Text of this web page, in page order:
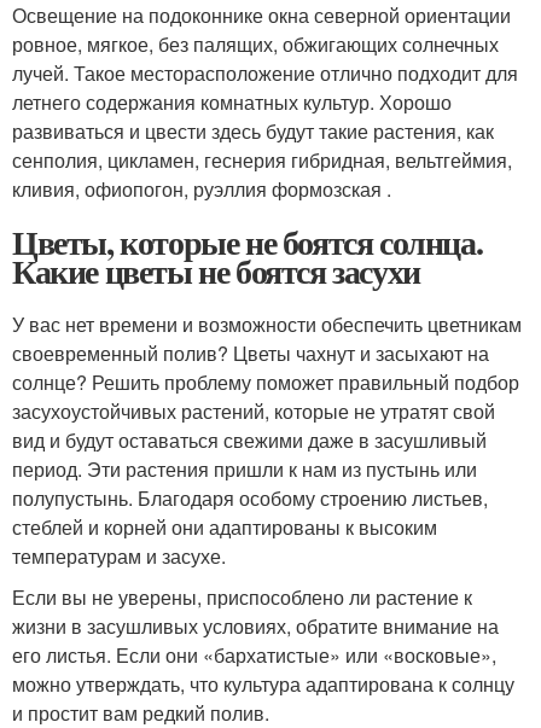
Освещение на подоконнике окна северной ориентации
ровное, мягкое, без палящих, обжигающих солнечных
лучей. Такое месторасположение отлично подходит для
летнего содержания комнатных культур. Хорошо
развиваться и цвести здесь будут такие растения, как
сенполия, цикламен, геснерия гибридная, вельтгеймия,
кливия, офиопогон, руэллия формозская .
Цветы, которые не боятся солнца.
Какие цветы не боятся засухи
У вас нет времени и возможности обеспечить цветникам
своевременный полив? Цветы чахнут и засыхают на
солнце? Решить проблему поможет правильный подбор
засухоустойчивых растений, которые не утратят свой
вид и будут оставаться свежими даже в засушливый
период. Эти растения пришли к нам из пустынь или
полупустынь. Благодаря особому строению листьев,
стеблей и корней они адаптированы к высоким
температурам и засухе.
Если вы не уверены, приспособлено ли растение к
жизни в засушливых условиях, обратите внимание на
его листья. Если они «бархатистые» или «восковые»,
можно утверждать, что культура адаптирована к солнцу
и простит вам редкий полив.